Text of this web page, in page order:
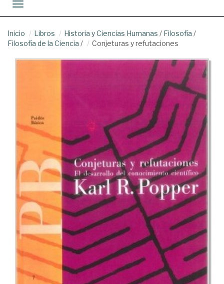
Toggle navigation
Inicio Libros Historia y Ciencias Humanas / Filosofía /
Filosofía de la Ciencia / Conjeturas y refutaciones